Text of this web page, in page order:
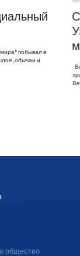
побывал в
обычаи и
общество